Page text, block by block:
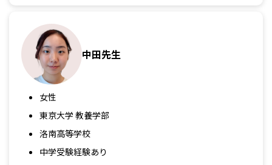
中田先生
女性
東京大学 教養学部
洛南高等学校
中学受験経験あり